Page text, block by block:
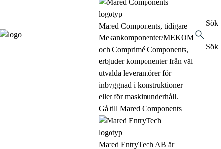
Mared Components, tidigare
Mekankomponenter/MEKOM
och Comprimé Components,
erbjuder komponenter från väl
utvalda leverantörer för
inbyggnad i konstruktioner
eller för maskinunderhåll.
Gå till Mared Components
Mared EntryTech AB är
Sök
Sök